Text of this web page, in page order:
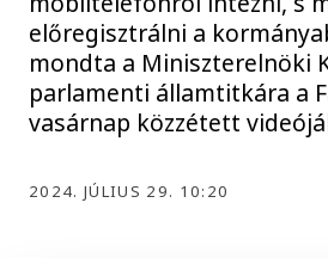
előregisztrálni a
mondta a Miniszterelnöki
parlamenti államtitkára a
vasárnap közzétett
2024. JÚLIUS 29. 10:20